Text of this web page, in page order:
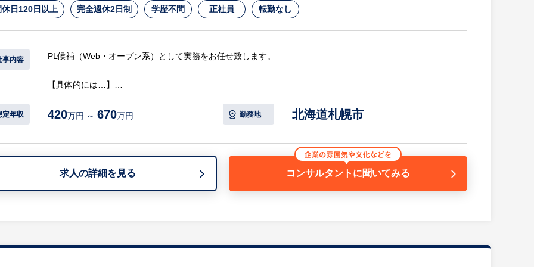
※詳細は面談時にお伝えします
休日120日以上 完全週休2日制 学歴不問 正社員 転勤なし
事内容 PL候補（Web・オープン系）として実務をお任せ致します。
【具体的には…】
・担当マーケットを持ち、１億円相当の売上規模のマーケットやプロジェクト担当
・予算管理
等
定年収 420万円 ～ 670万円 勤務地 北海道札幌市
求人の詳細を見る コンサルタントに聞いてみる